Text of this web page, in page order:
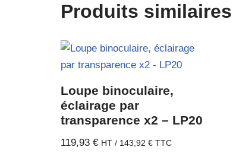
Produits similaires
Loupe binoculaire,
éclairage par
transparence x2 – LP20
119,93 € HT / 143,92 € TTC